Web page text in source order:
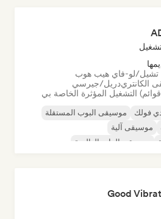
لو-فاي هيب هوب
الكانتريدريل/جيرسي
التشغيل المؤثرة الخاصة بي
فولك
موسيقى البوب المستقلة
موسيقى آلية
موسيقى الراب العالمية
Good